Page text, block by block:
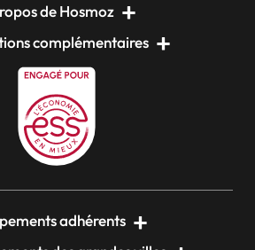
de Hosmoz
complémentaires
adhérents